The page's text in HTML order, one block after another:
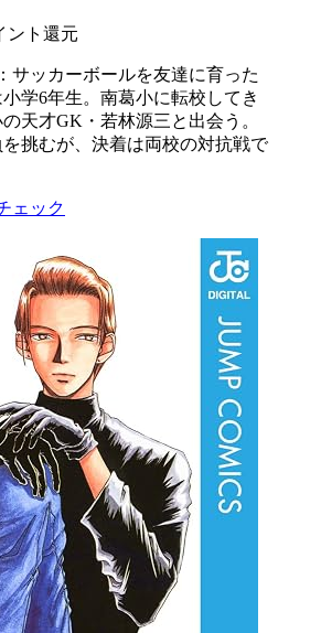
ント還元
サッカーボールを友達に育った
学6年生。南葛小に転校してき
天才GK・若林源三と出会う。
挑むが、決着は両校の対抗戦で
ェック